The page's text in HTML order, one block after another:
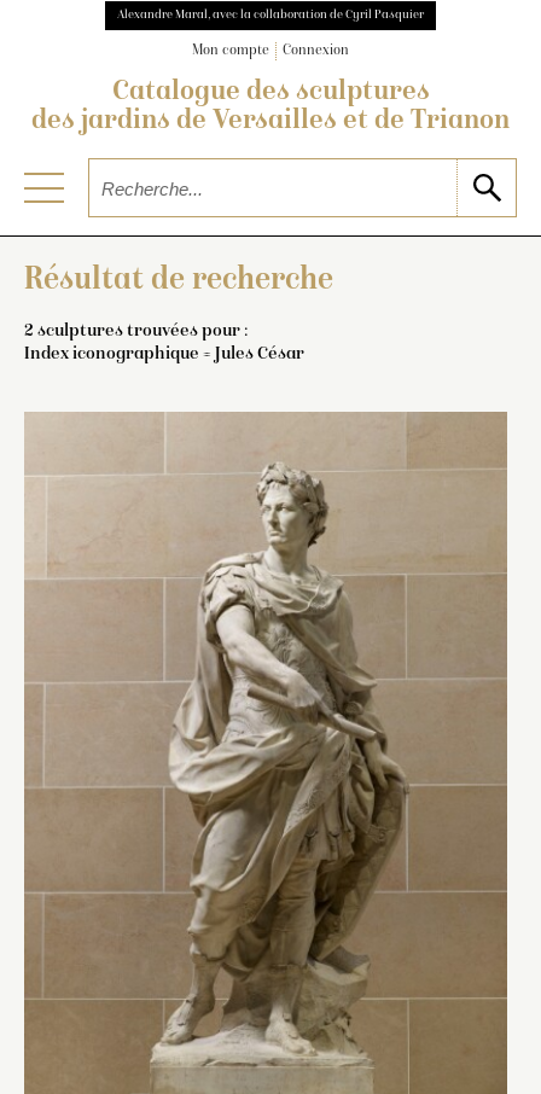
Alexandre Maral, avec la collaboration de Cyril Pasquier
Mon compte Connexion
Catalogue des sculptures
des jardins de Versailles et de Trianon
Résultat de recherche
2 sculptures trouvées pour :
Index iconographique = Jules César